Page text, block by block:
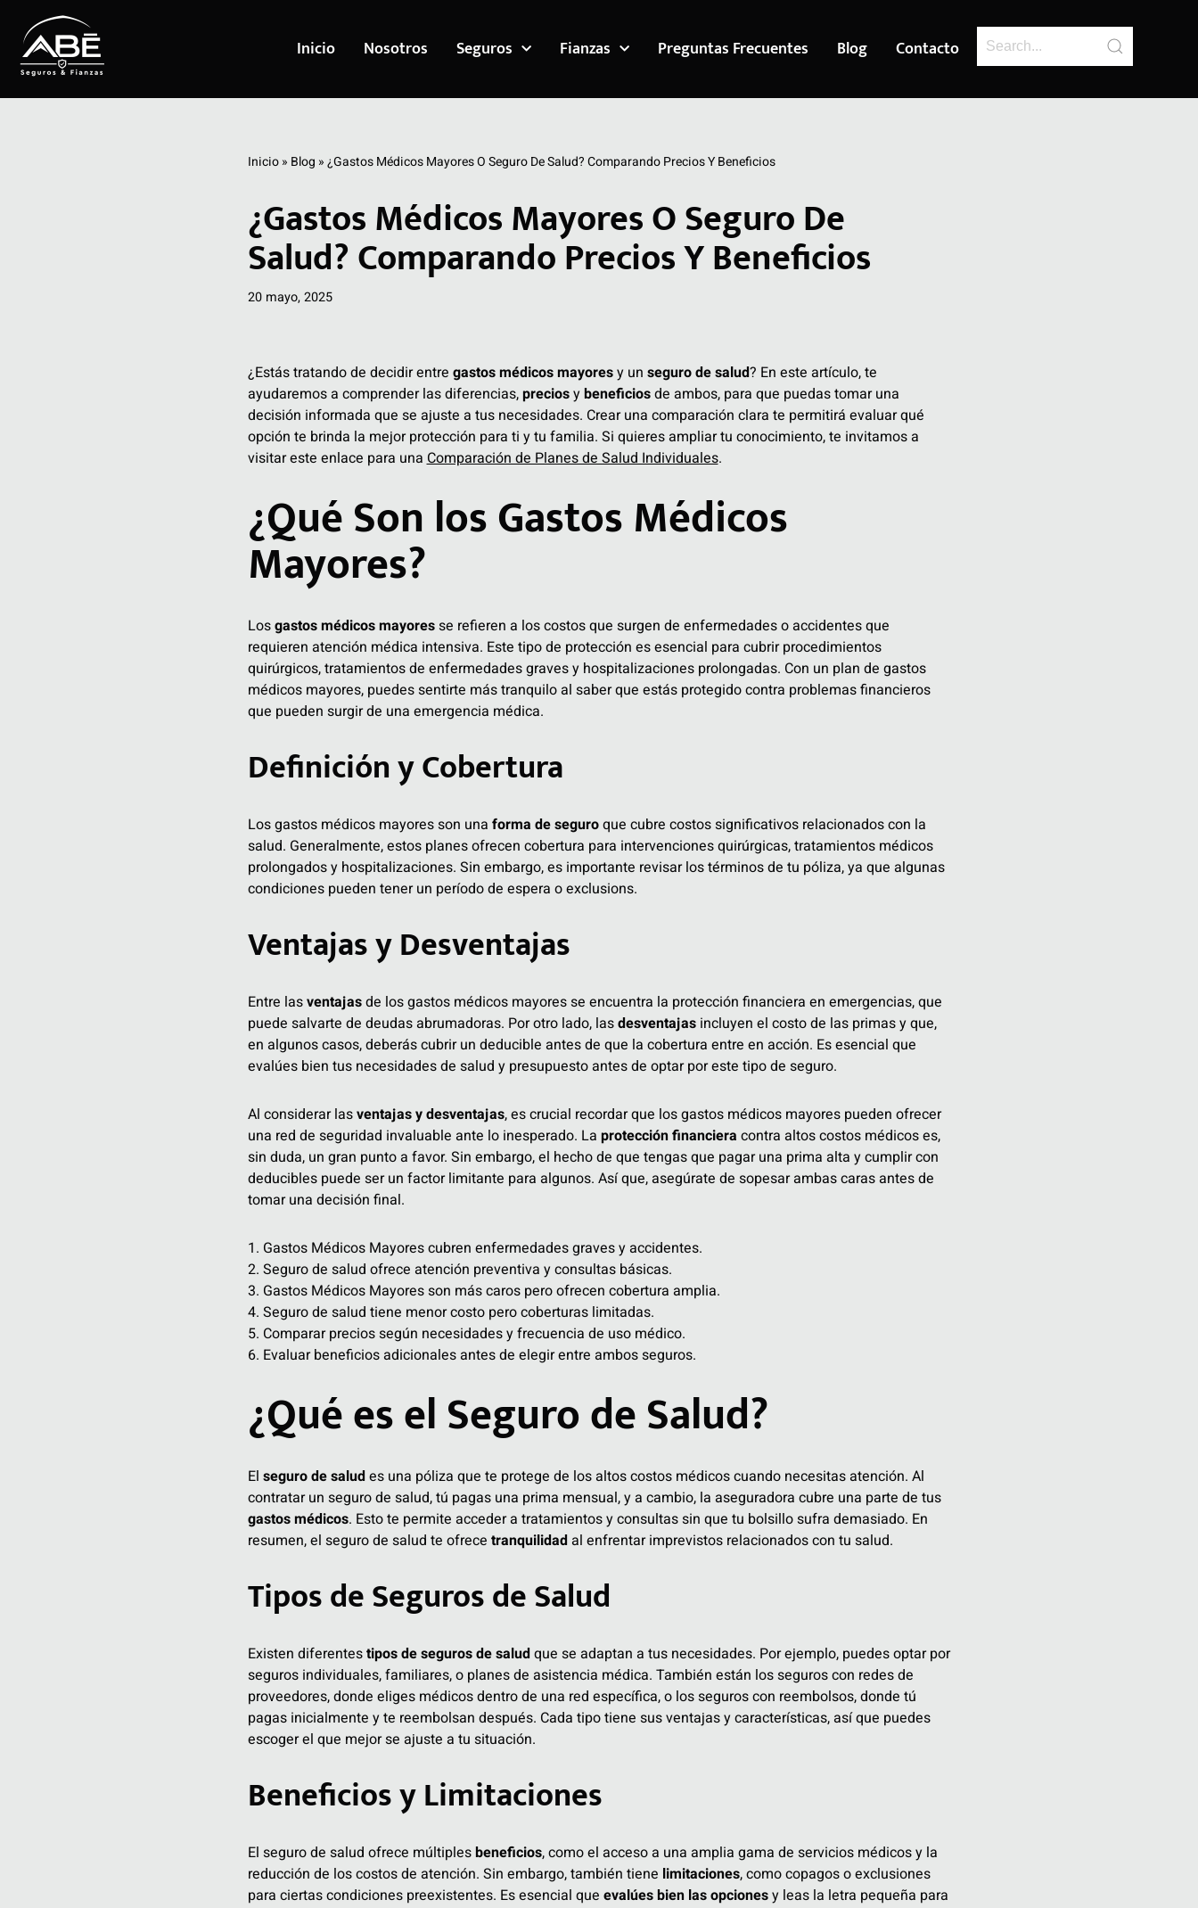
Saltar
al
Inicio Nosotros Seguros Fianzas Preguntas Frecuentes Blog Contacto
Inicio» Blog »¿Gastos Médicos Mayores O Seguro De Salud? Comparando Precios Y Beneficios
¿Gastos Médicos Mayores O Seguro De
Salud? Comparando Precios Y Beneficios
20 mayo, 2025
¿Estás tratando de decidir entre gastos médicos mayoresy un seguro de salud? En este artículo, te
ayudaremos a comprender las diferencias,preciosybeneficiosde ambos, para que puedas tomar una
decisión informada que se ajuste a tus necesidades. Crear una comparación clara te permitirá evaluar qué
opción te brinda la mejor protección para ti y tu familia. Si quieres ampliar tu conocimiento, te invitamos a
visitar este enlace para unaComparación de Planes de Salud Individuales.
¿Qué Son los Gastos Médicos
Mayores?
Losgastos médicos mayoresse refieren a los costos que surgen de enfermedades o accidentes que
requieren atención médica intensiva. Este tipo de protección es esencial para cubrir procedimientos
quirúrgicos, tratamientos de enfermedades graves y hospitalizaciones prolongadas. Con un plan de gastos
médicos mayores, puedes sentirte más tranquilo al saber que estás protegido contra problemas financieros
que pueden surgir de una emergencia médica.
Definición y Cobertura
Los gastos médicos mayores son una forma de seguroque cubre costos significativos relacionados con la
salud. Generalmente, estos planes ofrecen cobertura para intervenciones quirúrgicas, tratamientos médicos
prolongados y hospitalizaciones. Sin embargo, es importante revisar los términos de tu póliza, ya que algunas
condiciones pueden tener un período de espera o exclusions.
Ventajas y Desventajas
Entre lasventajasde los gastos médicos mayores se encuentra la protección financiera en emergencias, que
puede salvarte de deudas abrumadoras. Por otro lado, lasdesventajasincluyen el costo de las primas y que,
en algunos casos, deberás cubrir un deducible antes de que la cobertura entre en acción. Es esencial que
evalúes bien tus necesidades de salud y presupuesto antes de optar por este tipo de seguro.
Al considerar lasventajas y desventajas, es crucial recordar que los gastos médicos mayores pueden ofrecer
una red de seguridad invaluable ante lo inesperado. La protección financiera contra altos costos médicos es,
sin duda, un gran punto a favor. Sin embargo, el hecho de que tengas que pagar una prima alta y cumplir con
deducibles puede ser un factor limitante para algunos. Así que, asegúrate de sopesar ambas caras antes de
tomar una decisión final.
1. Gastos Médicos Mayores cubren enfermedades graves y accidentes.
2. Seguro de salud ofrece atención preventiva y consultas básicas.
3. Gastos Médicos Mayores son más caros pero ofrecen cobertura amplia.
4. Seguro de salud tiene menor costo pero coberturas limitadas.
5. Comparar precios según necesidades y frecuencia de uso médico.
6. Evaluar beneficios adicionales antes de elegir entre ambos seguros.
¿Qué es el Seguro de Salud?
El seguro de saludes una póliza que te protege de los altos costos médicos cuando necesitas atención. Al
contratar un seguro de salud, tú pagas una prima mensual, y a cambio, la aseguradora cubre una parte de tus
gastos médicos. Esto te permite acceder a tratamientos y consultas sin que tu bolsillo sufra demasiado. En
resumen, el seguro de salud te ofrece tranquilidadal enfrentar imprevistos relacionados con tu salud.
Tipos de Seguros de Salud
Existen diferentestipos de seguros de saludque se adaptan a tus necesidades. Por ejemplo, puedes optar por
seguros individuales, familiares, o planes de asistencia médica. También están los seguros con redes de
proveedores, donde eliges médicos dentro de una red específica, o los seguros con reembolsos, donde tú
pagas inicialmente y te reembolsan después. Cada tipo tiene sus ventajas y características, así que puedes
escoger el que mejor se ajuste a tu situación.
Beneficios y Limitaciones
El seguro de salud ofrece múltiplesbeneficios, como el acceso a una amplia gama de servicios médicos y la
reducción de los costos de atención. Sin embargo, también tiene limitaciones, como copagos o exclusiones
para ciertas condiciones preexistentes. Es esencial que evalúes bien las opcionesy leas la letra pequeña para